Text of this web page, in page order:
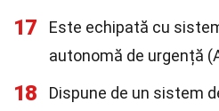
17
Este echipată cu
autonomă de urgență
18
Dispune de un sistem